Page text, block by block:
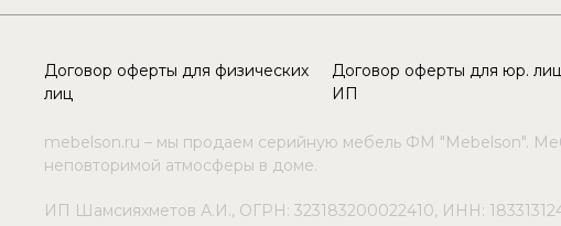
Договор оферты для физических
лиц
Договор оферты для юр.
ИП
mebelson.ru – мы продаем серийную мебель ФМ "Mebelson".
неповторимой атмосферы в доме.
ИП Шамсияхметов А.И., ОГРН: 323183200022410, ИНН: